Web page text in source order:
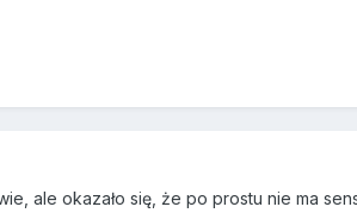
ale okazało się, że po prostu nie ma